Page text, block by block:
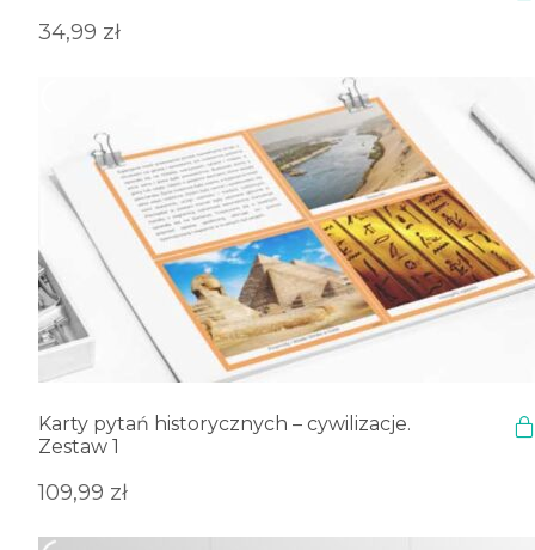
34,99 zł
Karty pytań historycznych – cywilizacje.
Zestaw 1
109,99 zł